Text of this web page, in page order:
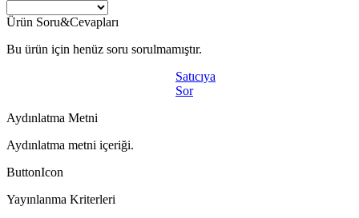
Ürün Soru&Cevapları
Bu ürün için henüz soru sorulmamıştır.
Satıcıya
Sor
Aydınlatma Metni
Aydınlatma metni içeriği.
ButtonIcon
Yayınlanma Kriterleri